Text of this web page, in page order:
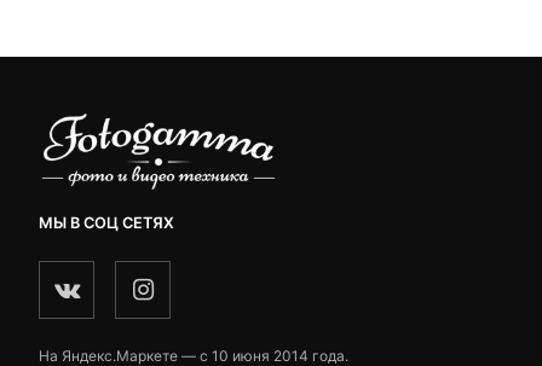
МЫ В СОЦ СЕТЯХ
На Яндекс.Маркете — c 10 июня 2014 года.